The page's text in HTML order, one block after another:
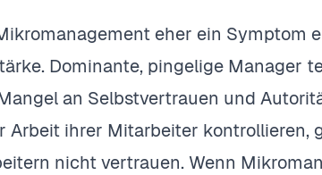
eher ein Symptom
Dominante, pingelige Manager
an Selbstvertrauen und
Arbeit ihrer Mitarbeiter kontrollieren,
nicht vertrauen. Wenn